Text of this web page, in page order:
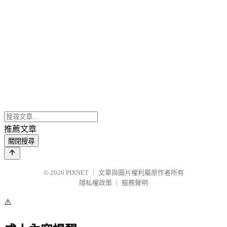
推薦文章
關閉搜尋
© 2026 PIXNET
文章與圖片權利屬原作者所有
隱私權政策
服務聲明
⚠️